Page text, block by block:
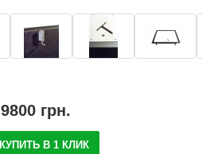
9800 грн.
КУПИТЬ В 1 КЛИК